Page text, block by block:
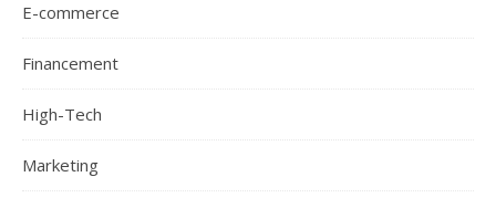
E-commerce
Financement
High-Tech
Marketing